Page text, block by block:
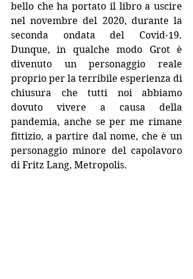
bello che ha portato il libro a uscire
nel novembre del 2020, durante la
seconda ondata del Covid-19.
Dunque, in qualche modo Grot è
divenuto un personaggio reale
proprio per la terribile esperienza di
chiusura che tutti noi abbiamo
dovuto vivere a causa della
pandemia, anche se per me rimane
fittizio, a partire dal nome, che è un
personaggio minore del capolavoro
di Fritz Lang, Metropolis.